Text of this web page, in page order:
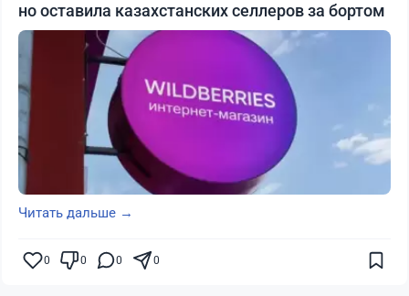
но оставила казахстанских селлеров за бортом
Читать дальше →
0 0 0 0